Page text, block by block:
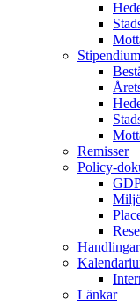
Remisser
Policy-
Länkar